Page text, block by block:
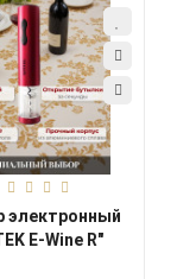
электронный
E-Wine R"